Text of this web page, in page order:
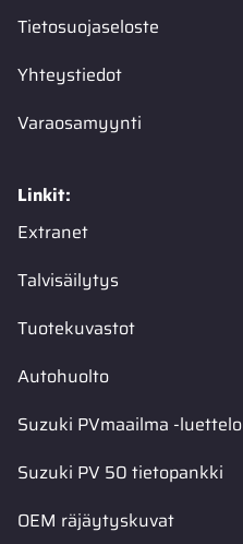
Tietosuojaseloste
Yhteystiedot
Varaosamyynti
Linkit:
Extranet
Talvisäilytys
Tuotekuvastot
Autohuolto
Suzuki PVmaailma -luettelo
Suzuki PV 50 tietopankki
OEM räjäytyskuvat